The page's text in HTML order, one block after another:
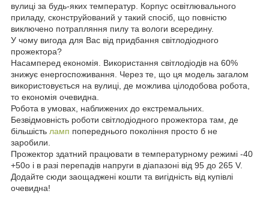
вулиці за будь-яких температур. Корпус освітлювального
приладу, сконструйований у такий спосіб, що повністю
виключено потрапляння пилу та вологи всередину.
У чому вигода для Вас від придбання світлодіодного
прожектора?
Насамперед економія. Використання світлодіодів на 60%
знижує енергоспоживання. Через те, що ця модель загалом
використовується на вулиці, де можлива цілодобова робота,
то економія очевидна.
Робота в умовах, наближених до екстремальних.
Безвідмовність роботи світлодіодного прожектора там, де
більшість ламп попереднього покоління просто б не
заробили.
Прожектор здатний працювати в температурному режимі -40
+50o і в разі перепадів напруги в діапазоні від 95 до 265 V.
Додайте сюди заощаджені кошти та вигідність від купівлі
очевидна!